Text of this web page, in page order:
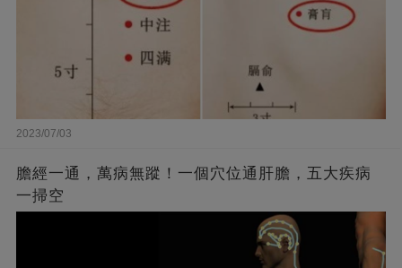
2023/07/03
膽經一通，萬病無蹤！一個穴位通肝膽，五大疾病
一掃空